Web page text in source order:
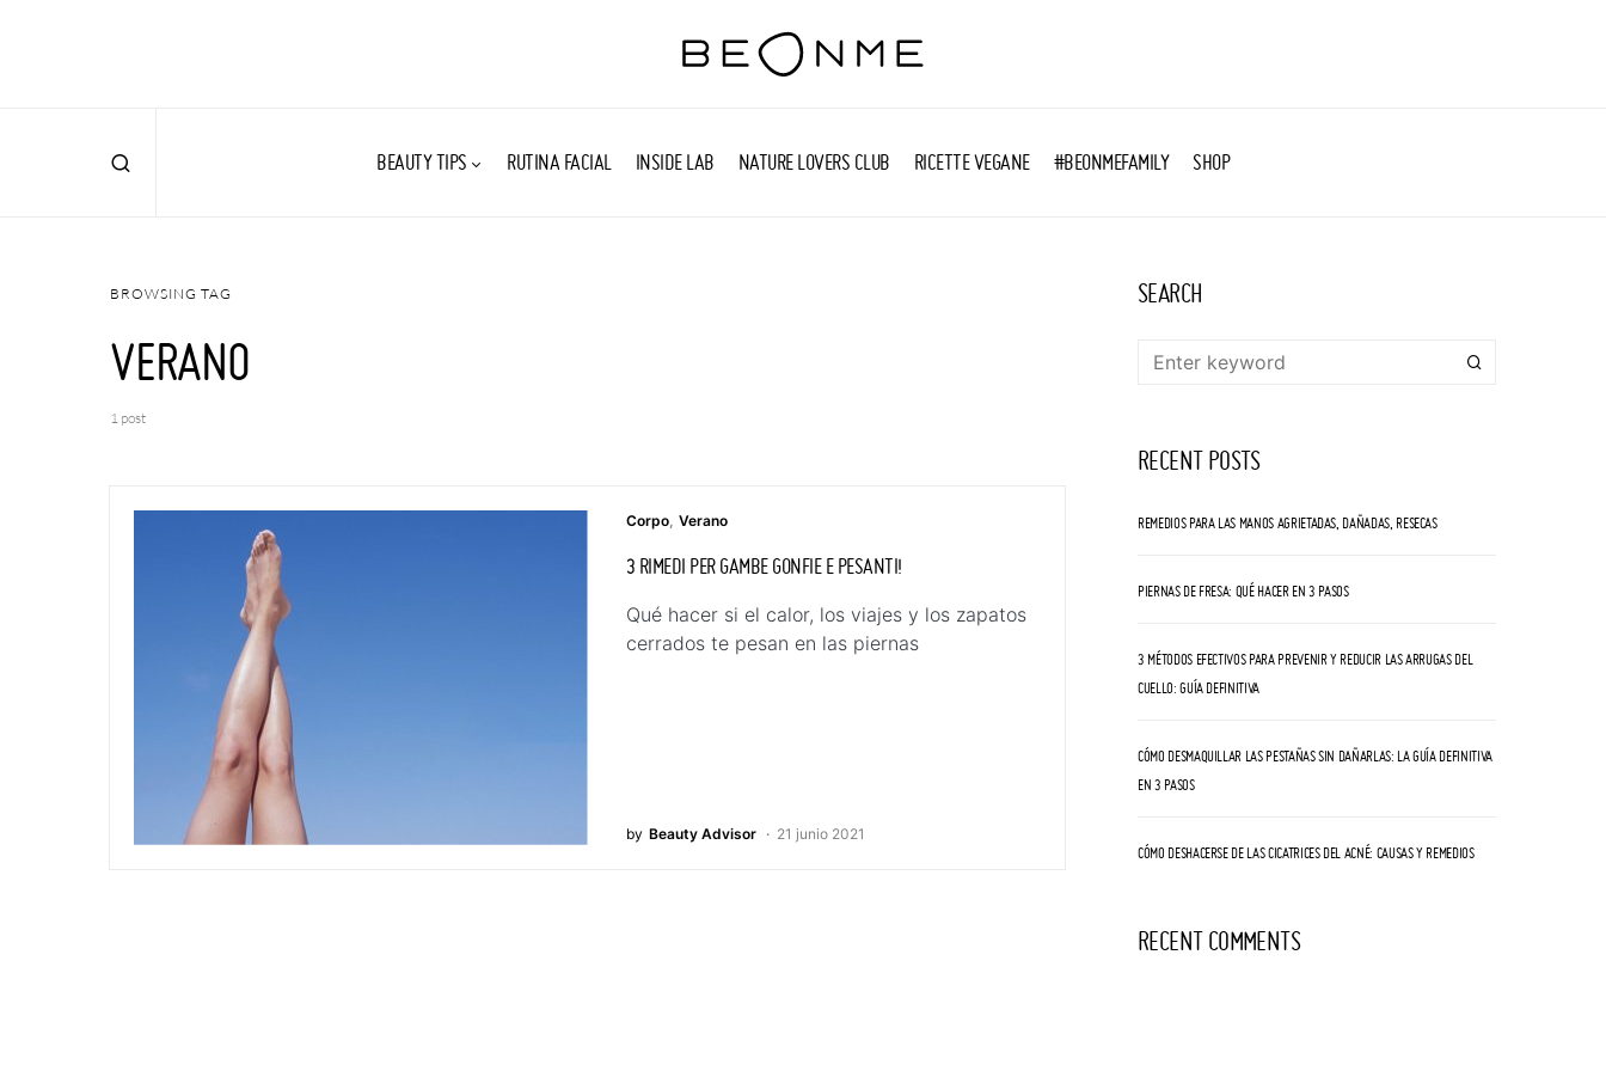
BEAUTY TIPS RUTINA FACIAL INSIDE LAB NATURE LOVERS CLUB RICETTE VEGANE #BEONMEFAMILY SHOP
BROWSING TAG
VERANO
1 post
Corpo Verano
3 RIMEDI PER GAMBE GONFIE E PESANTI!
Qué hacer si el calor, los viajes y los zapatos
cerrados te pesan en las piernas
by Beauty Advisor 21 junio 2021
SEARCH
RECENT POSTS
REMEDIOS PARA LAS MANOS AGRIETADAS, DAÑADAS, RESECAS
PIERNAS DE FRESA: QUÉ HACER EN 3 PASOS
3 MÉTODOS EFECTIVOS PARA PREVENIR Y REDUCIR LAS ARRUGAS DEL
CUELLO: GUÍA DEFINITIVA
CÓMO DESMAQUILLAR LAS PESTAÑAS SIN DAÑARLAS: LA GUÍA DEFINITIVA
EN 3 PASOS
CÓMO DESHACERSE DE LAS CICATRICES DEL ACNÉ: CAUSAS Y REMEDIOS
RECENT COMMENTS